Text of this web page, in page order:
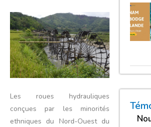
Les roues hydrauliques
conçues par les minorités
ethniques du Nord-Ouest du